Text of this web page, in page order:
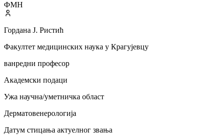
ФМН
Гордана Ј. Ристић
Факултет медицинских наука у Крагујевцу
ванредни професор
Академски подаци
Ужа научна/уметничка област
Дерматовенерологија
Датум стицања актуелног звања